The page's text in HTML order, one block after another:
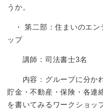
うか。
・ 第二部：住まいのエン
ップ
講師：司法書士3名
内容：グループに分か
貯金・不動産・保険・各連
を書いてみるワークショッ